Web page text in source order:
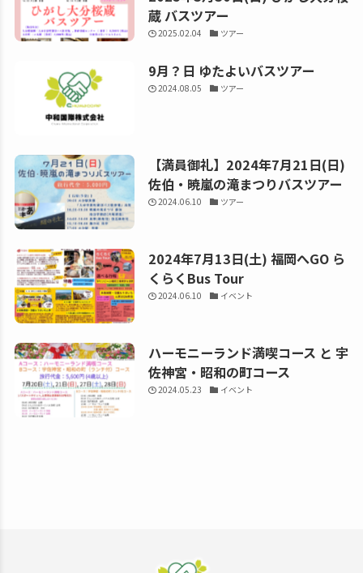
蔵 バスツアー
2025.02.04 ツアー
9月？日 ゆたよいバスツアー
2024.08.05 ツアー
【満員御礼】2024年7月21日(日)
佐伯・暁嵐の滝まつりバスツアー
2024.06.10 ツアー
2024年7月13日(土) 福岡へGO ら
くらくBus Tour
2024.06.10 イベント
ハーモニーランド満喫コース と 宇
佐神宮・昭和の町コース
2024.05.23 イベント